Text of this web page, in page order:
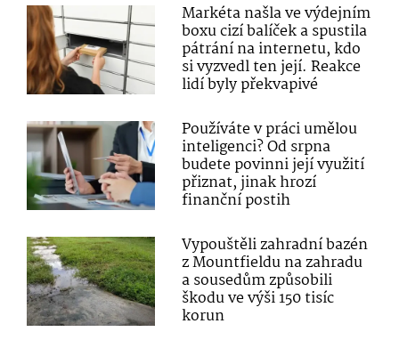
Markéta našla ve výdejním
boxu cizí balíček a spustila
pátrání na internetu, kdo
si vyzvedl ten její. Reakce
lidí byly překvapivé
Používáte v práci umělou
inteligenci? Od srpna
budete povinni její využití
přiznat, jinak hrozí
finanční postih
Vypouštěli zahradní bazén
z Mountfieldu na zahradu
a sousedům způsobili
škodu ve výši 150 tisíc
korun